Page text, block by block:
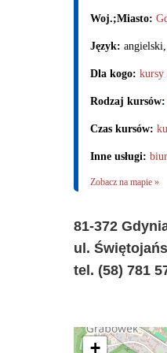
Woj.;Miasto:
Język:
Dla kogo: kursy
Rodzaj kursów:
Czas kursów:
Inne usługi:
Zobacz na mapie »
81-372
ul.
tel. (58) 781
+